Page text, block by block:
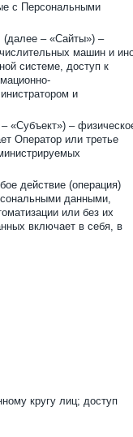
с Персональными
– «Сайты») –
машин и
системе, доступ к
и
«Субъект») –
Оператор или третье
действие (операция)
данными,
или без их
включает в себя, в
кругу лиц; доступ